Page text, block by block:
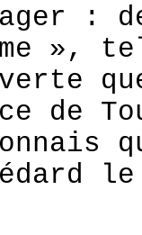
:
»,
de